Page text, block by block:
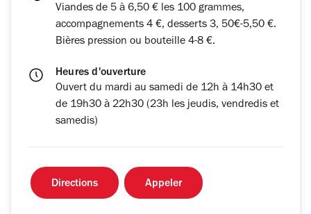
Viandes de 5 à 6,50 € les 100 grammes,
accompagnements 4 €, desserts 3, 50€-5,50 €.
Bières pression ou bouteille 4-8 €.
Heures d'ouverture
Ouvert du mardi au samedi de 12h à 14h30 et
de 19h30 à 22h30 (23h les jeudis, vendredis et
samedis)
Directions Appeler